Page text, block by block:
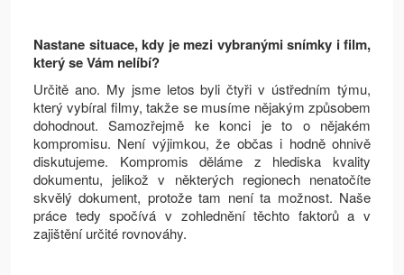
Nastane situace, kdy je mezi vybranými snímky i film,
který se Vám nelíbí?
Určitě ano. My jsme letos byli čtyři v ústředním týmu,
který vybíral filmy, takže se musíme nějakým způsobem
dohodnout. Samozřejmě ke konci je to o nějakém
kompromisu. Není výjimkou, že občas i hodně ohnivě
diskutujeme. Kompromis děláme z hlediska kvality
dokumentu, jelikož v některých regionech nenatočíte
skvělý dokument, protože tam není ta možnost. Naše
práce tedy spočívá v zohlednění těchto faktorů a v
zajištění určité rovnováhy.